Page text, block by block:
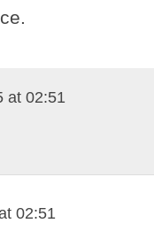
at 02:51
02:51